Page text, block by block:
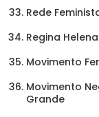
Rede
Regina
Movimento
Movimento
Grande